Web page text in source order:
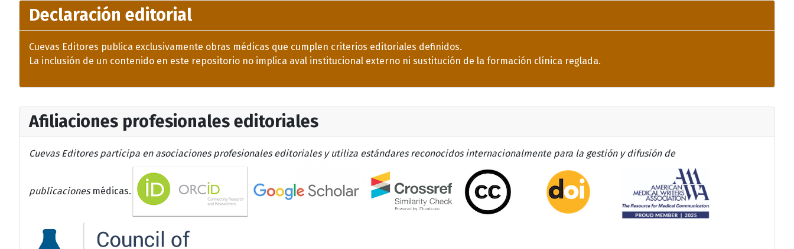
Afiliaciones profesionales editoriales
Cuevas Editores participa en asociaciones profesionales editoriales y utiliza estándares reconocidos internacionalmente para la gestión y difusión de
publicacionesmédicas.
Declaración editorial
Cuevas Editores publica exclusivamente obras médicas que cumplen criterios editoriales definidos.
La inclusión de un contenido en este repositorio no implica aval institucional externo ni sustitución de la formación clínica reglada.